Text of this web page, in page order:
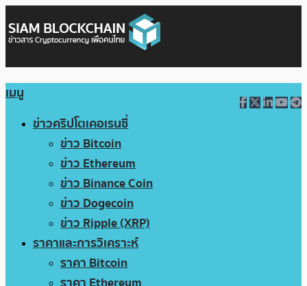
เมนู
ข่าวคริปโตเคอเรนซี่
ข่าว Bitcoin
ข่าว Ethereum
ข่าว Binance Coin
ข่าว Dogecoin
ข่าว Ripple (XRP)
ราคาและการวิเคราะห์
ราคา Bitcoin